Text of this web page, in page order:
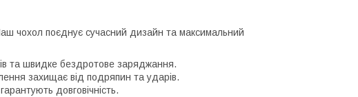
чохол поєднує сучасний дизайн та максимальний
та швидке бездротове заряджання.
захищає від подряпин та ударів.
довговічність.